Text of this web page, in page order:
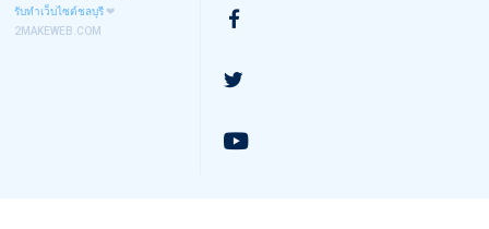
รับทำเว็บไซต์ชลบุรี ❤
2MAKEWEB.COM